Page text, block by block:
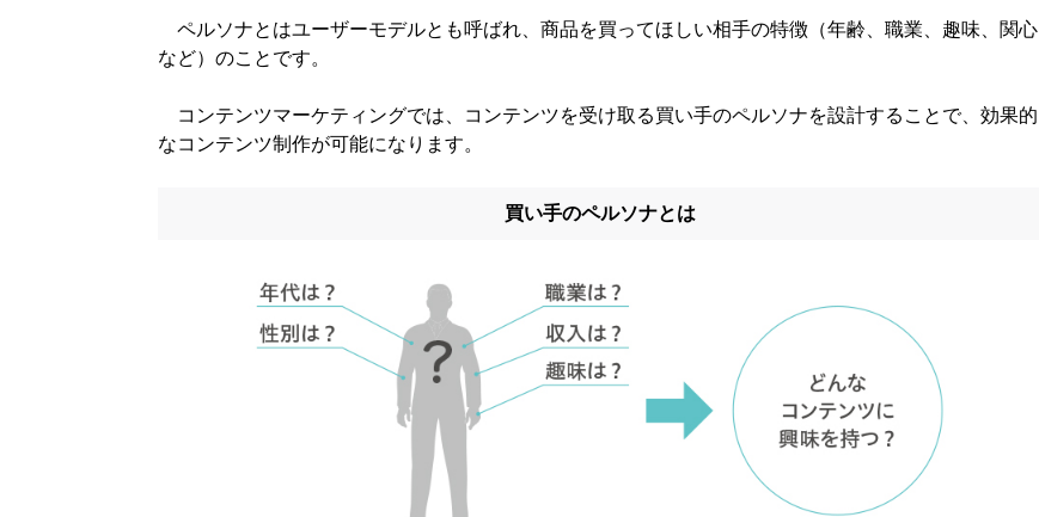
ペルソナとはユーザーモデルとも呼ばれ、商品を買ってほしい相手の特徴（年齢、職業、趣味、関心
など）のことです。
コンテンツマーケティングでは、コンテンツを受け取る買い手のペルソナを設計することで、効果的
なコンテンツ制作が可能になります。
買い手のペルソナとは